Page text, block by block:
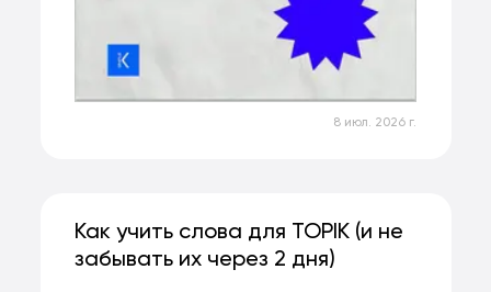
8 июл. 2026 г.
Как учить слова для TOPIK (и не
забывать их через 2 дня)